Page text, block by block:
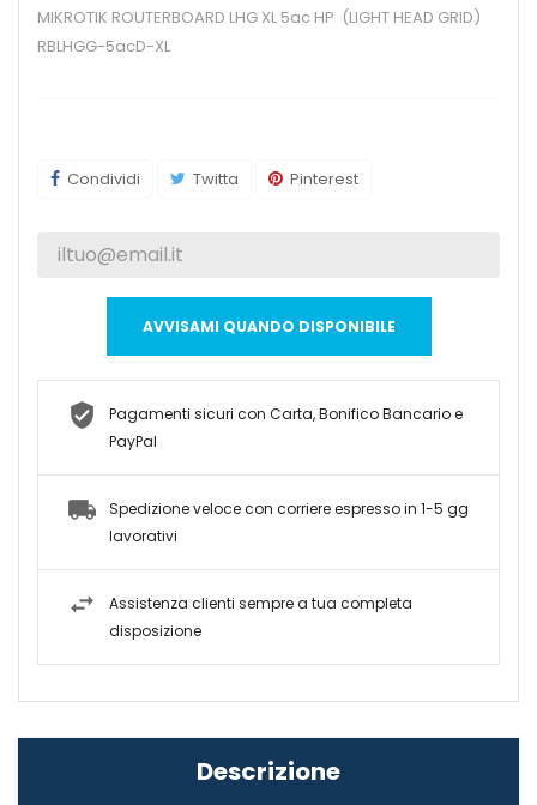
MIKROTIK ROUTERBOARD LHG XL 5ac HP (LIGHT HEAD GRID)
RBLHGG-5acD-XL
Condividi Twitta Pinterest
AVVISAMI QUANDO DISPONIBILE
Pagamenti sicuri con Carta, Bonifico Bancario e
PayPal
Spedizione veloce con corriere espresso in 1-5 gg
lavorativi
Assistenza clienti sempre a tua completa
disposizione
Descrizione